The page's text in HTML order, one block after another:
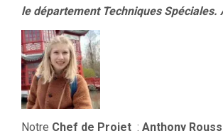
le département Techniques Spéciales.
Notre Chef de Projet : Anthony